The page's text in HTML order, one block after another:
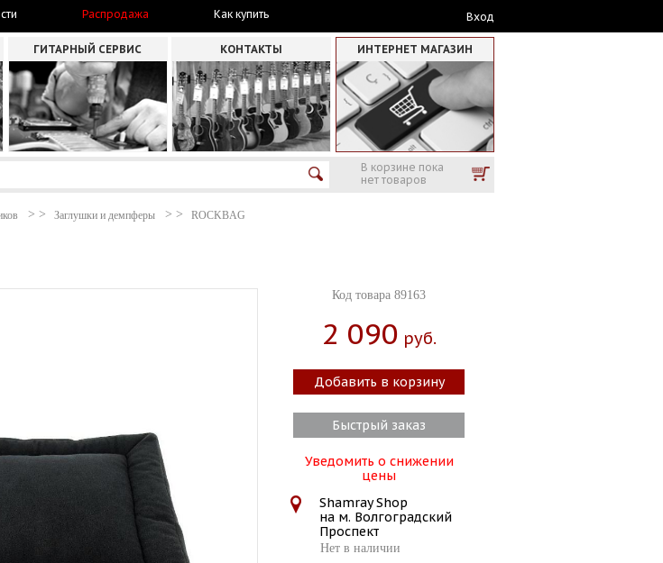
Распродажа Как купить Вход
ГИТАРНЫЙ СЕРВИС КОНТАКТЫ ИНТЕРНЕТ МАГАЗИН
В корзине пока
нет товаров
Заглушки и демпферы ROCKBAG
Код товара 89163
2 090 Руб.
Добавить в корзину
Быстрый заказ
Уведомить о снижении
цены
Shamray Shop
на м. Волгоградский
Проспект
Нет в наличии